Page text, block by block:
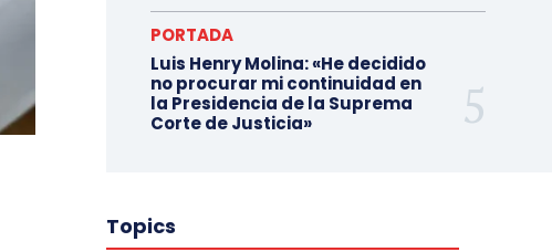
PORTADA
Luis Henry Molina: «He decidido
no procurar mi continuidad en
la Presidencia de la Suprema
Corte de Justicia»
Topics